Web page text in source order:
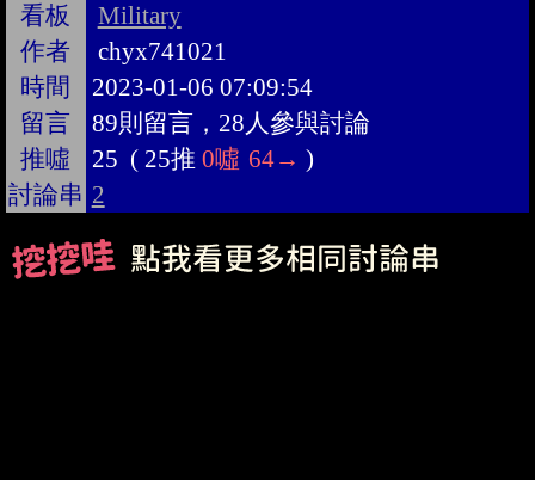
看板
Military
作者
chyx741021
時間
2023-01-06 07:09:54
留言
89則留言，28人參與討論
推噓
25 ( 25推 0噓 64→ )
討論串 2